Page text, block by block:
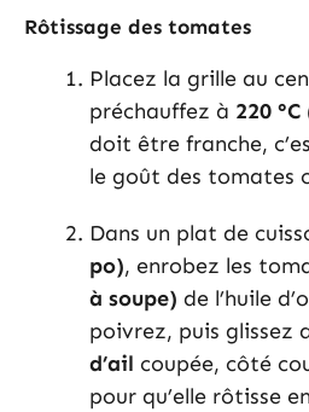
Rôtissage des tomates
Placez la grille au
préchauffez à 220
doit être franche,
le goût des tomates
Dans un plat de
po), enrobez les
à soupe) de l’huile
poivrez, puis glissez
d’ail coupée, côté
pour qu’elle rôtisse